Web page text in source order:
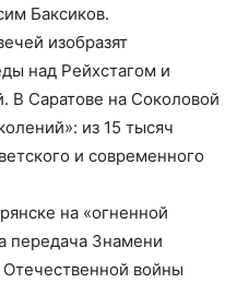
Баксиков.
изобразят
над Рейхстагом и
В Саратове на Соколовой
из 15 тысяч
и современного
на «огненной
передача Знамени
войны